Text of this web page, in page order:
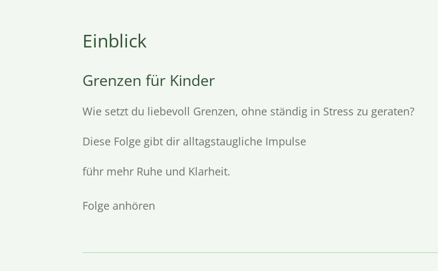
Einblick
Grenzen für Kinder
Wie setzt du liebevoll Grenzen, ohne ständig in Stress zu geraten?
Diese Folge gibt dir alltagstaugliche Impulse
führ mehr Ruhe und Klarheit.
Folge anhören